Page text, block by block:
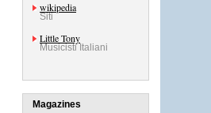
wikipedia
Siti
Little Tony
Musicisti Italiani
Magazines